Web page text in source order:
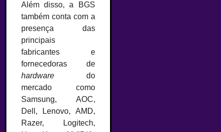
Além disso, a BGS
também conta com a
presença das
principais
fabricantes e
fornecedoras de
hardware do
mercado como
Samsung, AOC,
Dell, Lenovo, AMD,
Razer, Logitech,